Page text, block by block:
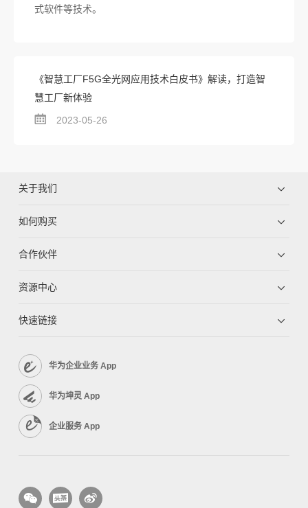
式软件等技术。
《智慧工厂F5G全光网应用技术白皮书》解读，打造智
慧工厂新体验
2023-05-26
关于我们
如何购买
合作伙伴
资源中心
快速链接
华为企业业务 App
华为坤灵 App
企业服务 App